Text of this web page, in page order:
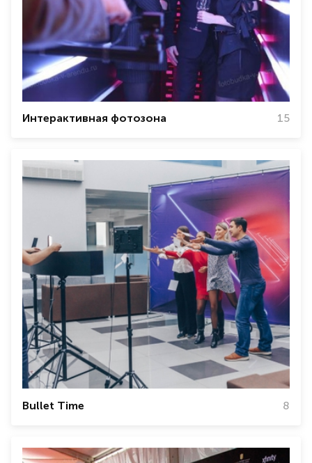
Интерактивная фотозона 15
Bullet Time 8